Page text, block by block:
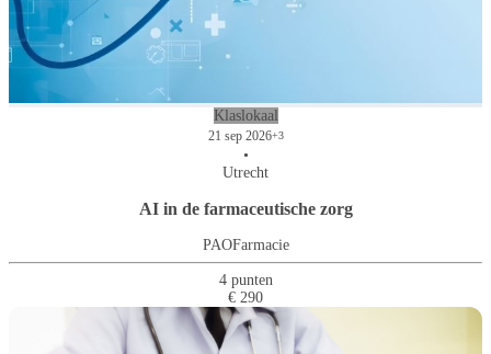
Klaslokaal
21 sep 2026+3
•
Utrecht
AI in de farmaceutische zorg
PAOFarmacie
4 punten
€ 290